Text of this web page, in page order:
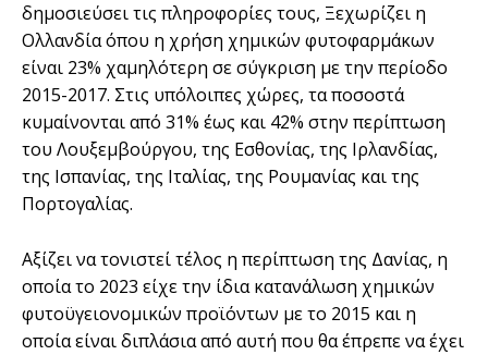
δημοσιεύσει τις πληροφορίες τους, Ξεχωρίζει η
Ολλανδία όπου η χρήση χημικών φυτοφαρμάκων
είναι 23% χαμηλότερη σε σύγκριση με την περίοδο
2015-2017. Στις υπόλοιπες χώρες, τα ποσοστά
κυμαίνονται από 31% έως και 42% στην περίπτωση
του Λουξεμβούργου, της Εσθονίας, της Ιρλανδίας,
της Ισπανίας, της Ιταλίας, της Ρουμανίας και της
Πορτογαλίας.
Αξίζει να τονιστεί τέλος η περίπτωση της Δανίας, η
οποία το 2023 είχε την ίδια κατανάλωση χημικών
φυτοϋγειονομικών προϊόντων με το 2015 και η
οποία είναι διπλάσια από αυτή που θα έπρεπε να έχει